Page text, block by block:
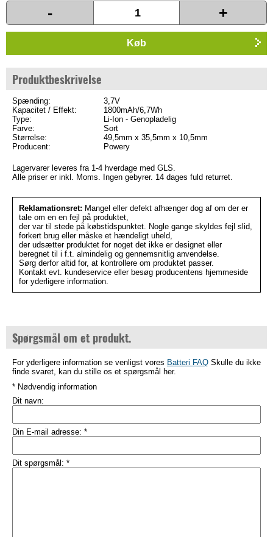
- +
Køb
Produktbeskrivelse
Spænding:
3,7V
Kapacitet / Effekt:
1800mAh/6,7Wh
Type:
Li-Ion - Genopladelig
Farve:
Sort
Størrelse:
49,5mm x 35,5mm x 10,5mm
Producent:
Powery
Lagervarer leveres fra 1-4 hverdage med GLS.
Alle priser er inkl. Moms. Ingen gebyrer. 14 dages fuld returret.
Reklamationsret: Mangel eller defekt afhænger dog af om der er
tale om en en fejl på produktet,
der var til stede på købstidspunktet. Nogle gange skyldes fejl slid,
forkert brug eller måske et hændeligt uheld,
der udsætter produktet for noget det ikke er designet eller
beregnet til i f.t. almindelig og gennemsnitlig anvendelse.
Sørg derfor altid for, at kontrollere om produktet passer.
Kontakt evt. kundeservice eller besøg producentens hjemmeside
for yderligere information.
Spørgsmål om et produkt.
For yderligere information se venligst vores Batteri FAQ Skulle du ikke
finde svaret, kan du stille os et spørgsmål her.
* Nødvendig information
Dit navn:
Din E-mail adresse: *
Dit spørgsmål: *